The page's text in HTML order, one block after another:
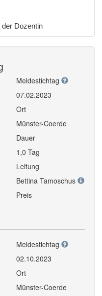
Dozentin
Meldestichtag
07.02.2023
Ort
Münster-Coerde
Dauer
1,0 Tag
Leitung
Bettina Tamoschus
Preis
Meldestichtag
02.10.2023
Ort
Münster-Coerde